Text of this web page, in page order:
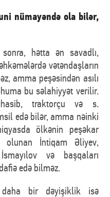
nümayəndə ola bilər,
hətta ən savadlı,
vətəndaşların
amma peşəsindən asılı
bu səlahiyyət verilir.
traktorçu və s.
edə bilər, amma nəinki
ölkənin peşəkar
olunan İntiqam Əliyev,
və başqaları
edə bilməz.
daha bir dəyişiklik isə